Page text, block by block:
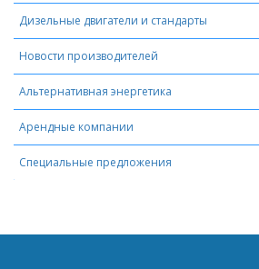
Дизельные двигатели и стандарты
Новости производителей
Альтернативная энергетика
Арендные компании
Специальные предложения